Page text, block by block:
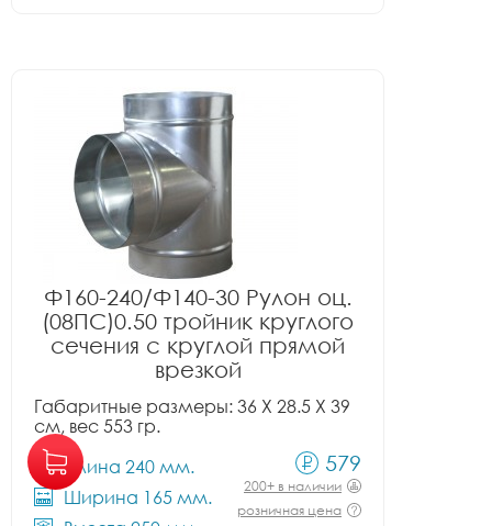
Ф160-240/Ф140-30 Рулон оц.
(08ПС)0.50 тройник круглого
сечения с круглой прямой
врезкой
Габаритные размеры: 36 X 28.5 X 39
см, вес 553 гр.
Длина 240 мм.
Ширина 165 мм.
579
200+ в наличии
розничная цена